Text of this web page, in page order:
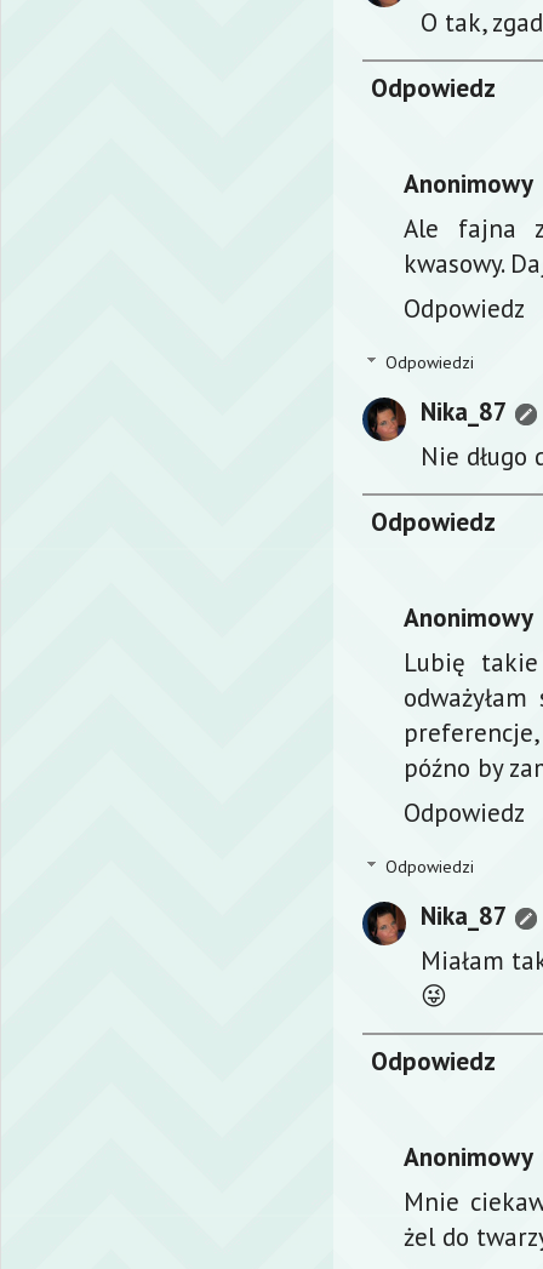
O tak,
Odpowiedz
Anonimowy
Ale fajna
kwasowy.
Odpowiedz
Odpowiedzi
Nika_87
Nie długo
Odpowiedz
Anonimowy
Lubię
późno by
Odpowiedz
Odpowiedzi
Nika_87
Miałam
😜
Odpowiedz
Anonimowy
Mnie
żel do